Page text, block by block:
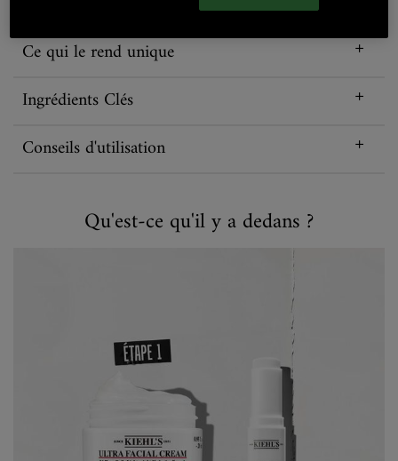
Ce qui le rend unique
Ingrédients Clés
Conseils d'utilisation
Qu'est-ce qu'il y a dedans ?